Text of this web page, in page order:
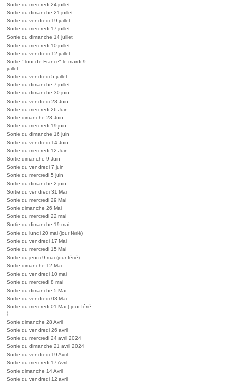
Sortie du mercredi 24 juillet
Sortie du dimanche 21 juillet
Sortie du vendredi 19 juillet
Sortie du mercredi 17 juillet
Sortie du dimanche 14 juillet
Sortie du mercredi 10 juillet
Sortie du vendredi 12 juillet
Sortie "Tour de France" le mardi 9
juillet
Sortie du vendredi 5 juillet
Sortie du dimanche 7 juillet
Sortie du dimanche 30 juin
Sortie du vendredi 28 Juin
Sortie du mercredi 26 Juin
Sortie dimanche 23 Juin
Sortie du mercredi 19 juin
Sortie du dimanche 16 juin
Sortie du vendredi 14 Juin
Sortie du mercredi 12 Juin
Sortie dimanche 9 Juin
Sortie du vendredi 7 juin
Sortie du mercredi 5 juin
Sortie du dimanche 2 juin
Sortie du vendredi 31 Mai
Sortie du mercredi 29 Mai
Sortie dimanche 26 Mai
Sortie du mercredi 22 mai
Sortie du dimanche 19 mai
Sortie du lundi 20 mai (jour férié)
Sortie du vendredi 17 Mai
Sortie du mercredi 15 Mai
Sortie du jeudi 9 mai (jour férié)
Sortie dimanche 12 Mai
Sortie du vendredi 10 mai
Sortie du mercredi 8 mai
Sortie du dimanche 5 Mai
Sortie du vendredi 03 Mai
Sortie du mercredi 01 Mai ( jour férié
)
Sortie dimanche 28 Avril
Sortie du vendredi 26 avril
Sortie du mercredi 24 avril 2024
Sortie du dimanche 21 avril 2024
Sortie du vendredi 19 Avril
Sortie du mercredi 17 Avril
Sortie dimanche 14 Avril
Sortie du vendredi 12 avril